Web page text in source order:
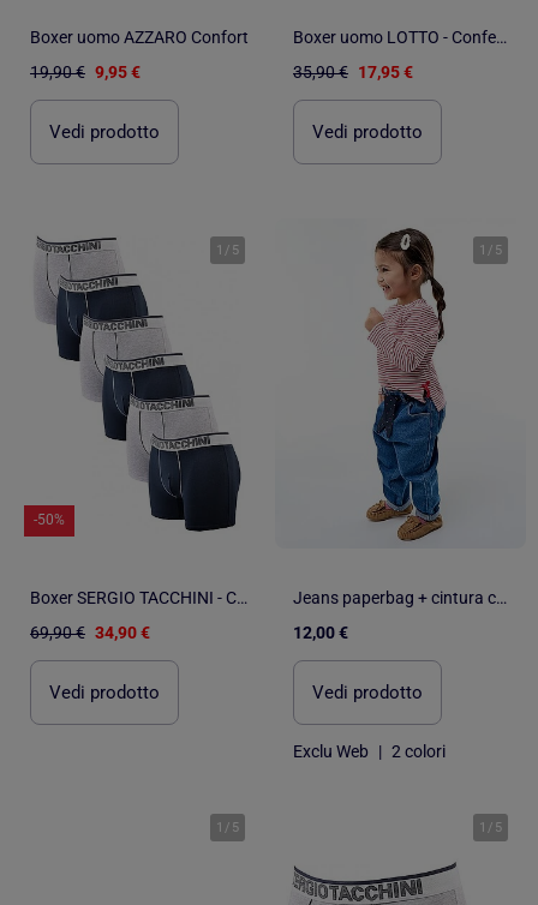
Boxer uomo AZZARO Confort
19,90 € 9,95 €
Vedi prodotto
Boxer uomo LOTTO - Confezione da 3
35,90 € 17,95 €
Vedi prodotto
1 / 5
-50%
Boxer SERGIO TACCHINI - Confezione da 6
69,90 € 34,90 €
Vedi prodotto
1 / 5
Jeans paperbag + cintura con motivo
12,00 €
Vedi prodotto
Exclu Web | 2 colori
1 / 5 1 / 5